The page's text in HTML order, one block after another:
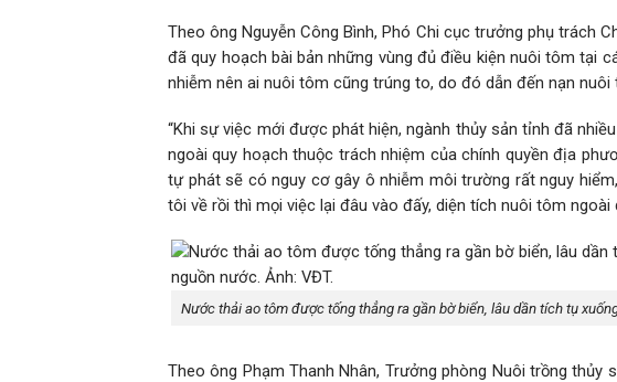
Theo ông Nguyễn Công Bình, Phó Chi cục trưởng phụ trách
đã quy hoạch bài bản những vùng đủ điều kiện nuôi tôm tại
nhiễm nên ai nuôi tôm cũng trúng to, do đó dẫn đến nạn
“Khi sự việc mới được phát hiện, ngành thủy sản tỉnh đã
ngoài quy hoạch thuộc trách nhiệm của chính quyền địa
tự phát sẽ có nguy cơ gây ô nhiễm môi trường rất nguy
tôi về rồi thì mọi việc lại đâu vào đấy, diện tích nuôi tôm
Nước thải ao tôm được tống thẳng ra gần bờ biển, lâu dần tích tụ
Theo ông Phạm Thanh Nhân, Trưởng phòng Nuôi trồng